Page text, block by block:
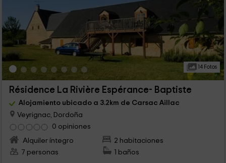
14 Fotos
Résidence La Rivière Espérance- Baptiste
Alojamiento ubicado a 3.2km de Carsac Aillac
Veyrignac, Dordoña
0 opiniones
Alquiler íntegro
2 habitaciones
7 personas
1 baños